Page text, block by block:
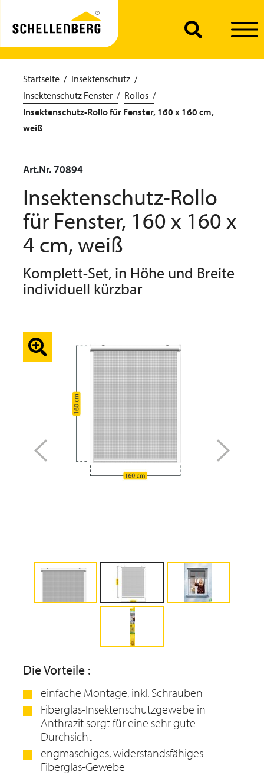
Startseite
Insektenschutz
Insektenschutz Fenster
Rollos
Insektenschutz-Rollo für Fenster, 160 x 160 cm,
weiß
Art.Nr. 70894
Insektenschutz-Rollo
für Fenster, 160 x 160 x
4 cm, weiß
Komplett-Set, in Höhe und Breite
individuell kürzbar
Die Vorteile :
einfache Montage, inkl. Schrauben
Fiberglas-Insektenschutzgewebe in
Anthrazit sorgt für eine sehr gute
Durchsicht
engmaschiges, widerstandsfähiges
Fiberglas-Gewebe